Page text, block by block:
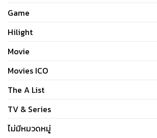
Game
Hilight
Movie
Movies ICO
The A List
TV & Series
ไม่มีหมวดหมู่